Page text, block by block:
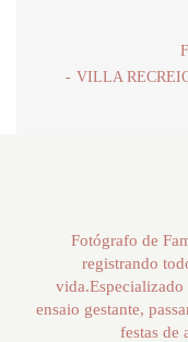
VILLA
Fotógrafo de
registrando
vida.Especializado
ensaio gestante,
festas de